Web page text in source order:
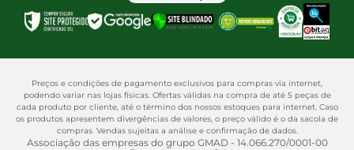
Preços e condições de pagamento exclusivos para compras via internet,
podendo variar nas lojas físicas. Ofertas válidas na compra de até 5 peças de
cada produto por cliente, até o término dos nossos estoques para internet. Caso
os produtos apresentem divergências de valores, o preço válido é o da sacola de
compras. Vendas sujeitas a análise e confirmação de dados.
Associação das empresas do grupo GMAD - 14.066.270/0001-00